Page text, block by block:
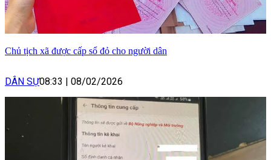
Chủ tịch xã được cấp sổ đỏ cho người dân
DÂN SỰ08:33 | 08/02/2026